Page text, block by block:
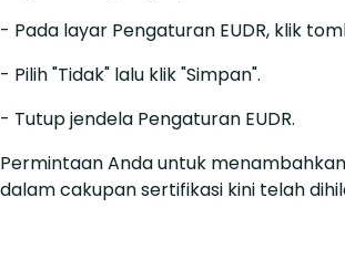
- Pada layar Pengaturan EUDR, klik
- Pilih "Tidak" lalu klik "Simpan".
- Tutup jendela Pengaturan EUDR.
Permintaan Anda untuk
dalam cakupan sertifikasi kini telah